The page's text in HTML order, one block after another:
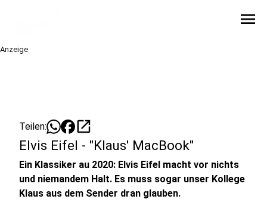
menu
Anzeige
Teilen: open_in_new
Elvis Eifel - "Klaus' MacBook"
Ein Klassiker au 2020: Elvis Eifel macht vor nichts
und niemandem Halt. Es muss sogar unser Kollege
Klaus aus dem Sender dran glauben.